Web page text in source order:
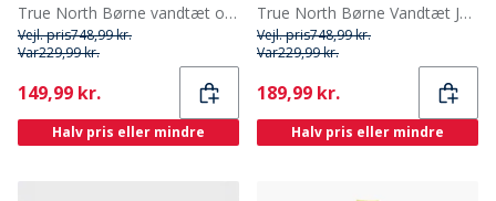
True North Børne vandtæt overall Oxford sne dragt sand
Vejl. pris748,99 kr.
Var229,99 kr.
Current
149,99 kr.
Halv pris eller mindre
True North Børne Vandtæt Jakke Tarmac
Vejl. pris748,99 kr.
Var229,99 kr.
Current
189,99 kr.
Halv pris eller mindre